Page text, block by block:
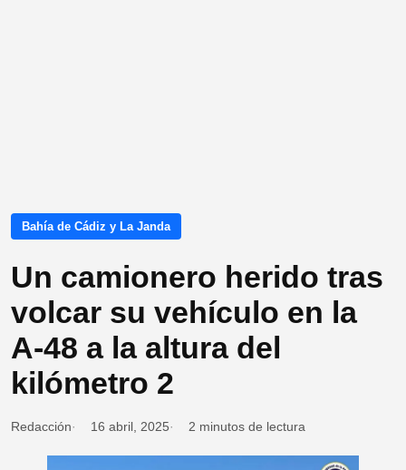
Bahía de Cádiz y La Janda
Un camionero herido tras
volcar su vehículo en la
A-48 a la altura del
kilómetro 2
Redacción 16 abril, 2025 2 minutos de lectura